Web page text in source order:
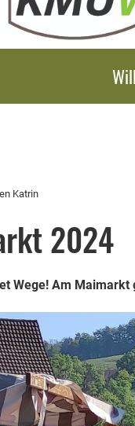
Katrin
2024
Wege! Am Maimarkt